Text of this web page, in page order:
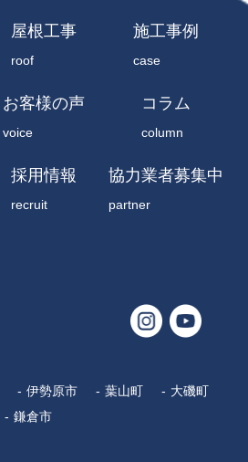
屋根工事
roof
施工事例
case
お客様の声
voice
コラム
column
採用情報
recruit
協力業者募集中
partner
伊勢原市 葉山町
大磯町
鎌倉市